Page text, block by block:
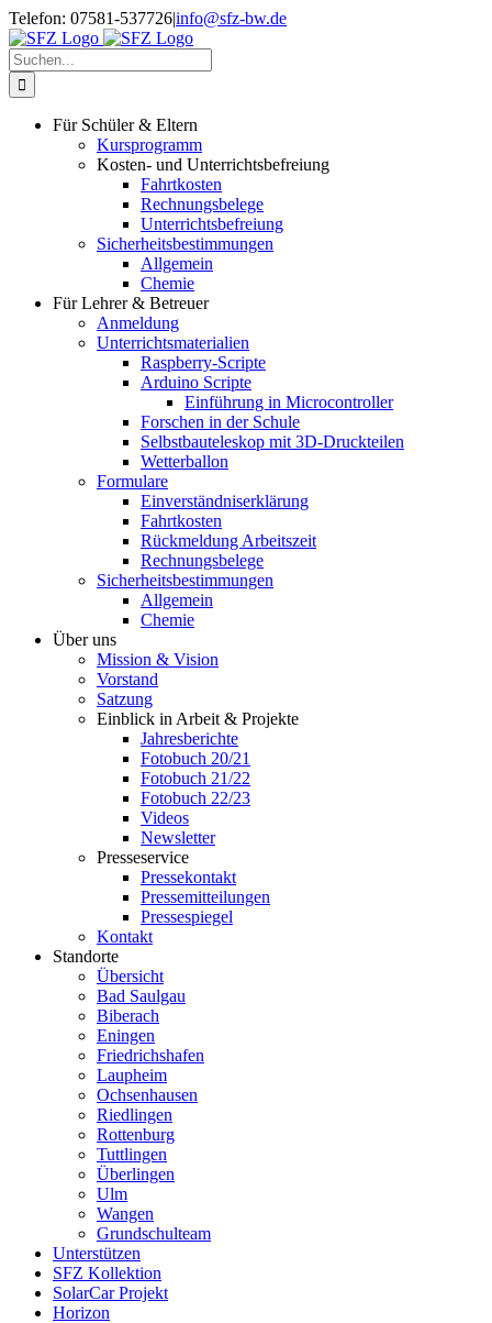
Zum
Inhalt
springen
Telefon: 07581-537726|info@sfz-bw.de
Suche
nach:
Für Schüler & Eltern
Kursprogramm
Kosten- und Unterrichtsbefreiung
Fahrtkosten
Rechnungsbelege
Unterrichtsbefreiung
Sicherheitsbestimmungen
Allgemein
Chemie
Für Lehrer & Betreuer
Anmeldung
Unterrichtsmaterialien
Raspberry-Scripte
Arduino Scripte
Einführung in Microcontroller
Forschen in der Schule
Selbstbauteleskop mit 3D-Druckteilen
Wetterballon
Formulare
Einverständniserklärung
Fahrtkosten
Rückmeldung Arbeitszeit
Rechnungsbelege
Sicherheitsbestimmungen
Allgemein
Chemie
Über uns
Mission & Vision
Vorstand
Satzung
Einblick in Arbeit & Projekte
Jahresberichte
Fotobuch 20/21
Fotobuch 21/22
Fotobuch 22/23
Videos
Newsletter
Presseservice
Pressekontakt
Pressemitteilungen
Pressespiegel
Kontakt
Standorte
Übersicht
Bad Saulgau
Biberach
Eningen
Friedrichshafen
Laupheim
Ochsenhausen
Riedlingen
Rottenburg
Tuttlingen
Überlingen
Ulm
Wangen
Grundschulteam
Unterstützen
SFZ Kollektion
SolarCar Projekt
Horizon